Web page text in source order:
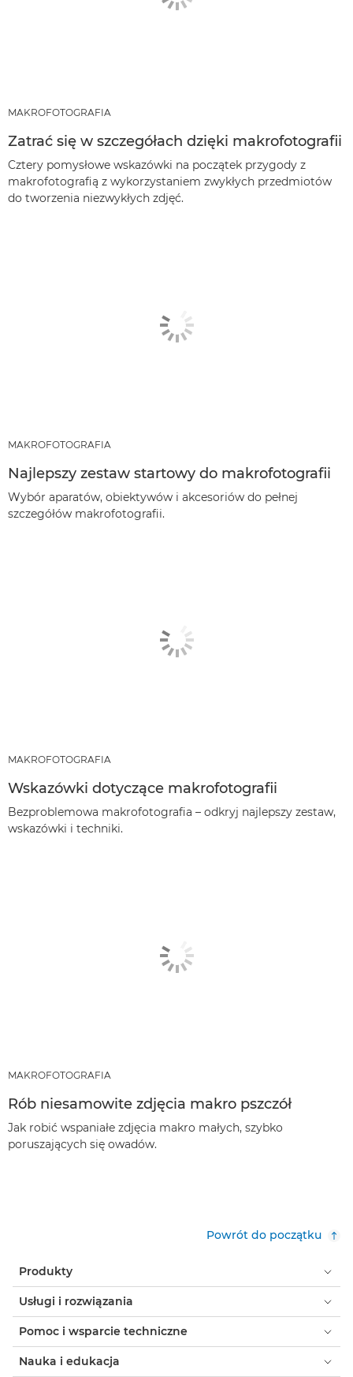
MAKROFOTOGRAFIA
Zatrać się w szczegółach dzięki makrofotografii
Cztery pomysłowe wskazówki na początek przygody z
makrofotografią z wykorzystaniem zwykłych przedmiotów
do tworzenia niezwykłych zdjęć.
MAKROFOTOGRAFIA
Najlepszy zestaw startowy do makrofotografii
Wybór aparatów, obiektywów i akcesoriów do pełnej
szczegółów makrofotografii.
MAKROFOTOGRAFIA
Wskazówki dotyczące makrofotografii
Bezproblemowa makrofotografia – odkryj najlepszy zestaw,
wskazówki i techniki.
MAKROFOTOGRAFIA
Rób niesamowite zdjęcia makro pszczół
Jak robić wspaniałe zdjęcia makro małych, szybko
poruszających się owadów.
Powrót do początku
Produkty
Usługi i rozwiązania
Pomoc i wsparcie techniczne
Nauka i edukacja